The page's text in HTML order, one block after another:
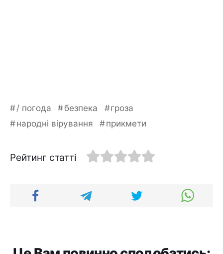
/ погода безпека
гроза
народні вірування
прикмети
Рейтинг статті